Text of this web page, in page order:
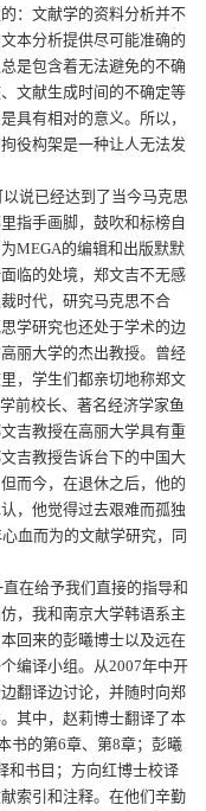
：文献学的资料分析并不
本分析提供尽可能准确的
是包含着无法避免的不确
文献生成时间的不确定等
具有相对的意义。所以，
役构架是一种让人无法发
说已经达到了当今马克思
指手画脚，鼓吹和标榜自
MEGA的编辑和出版默默
临的处境，郑文吉不无感
时代，研究马克思不合
学研究也还处于学术的边
丽大学的杰出教授。曾经
，学生们都亲切地称郑文
前校长、著名经济学家鱼
吉教授在高丽大学具有重
吉教授告诉台下的中国大
而今，在退休之后，他的
，他觉得过去艰难而孤独
血而为的文献学研究，同
在给予我们直接的指导和
，我和南京大学韩语系主
回来的彭曦博士以及远在
编译小组。从2007年中开
翻译边讨论，并随时向郑
其中，赵莉博士翻译了本
书的第6章、第8章；彭曦
和书目；方向红博士校译
索引和注释。在他们辛勤